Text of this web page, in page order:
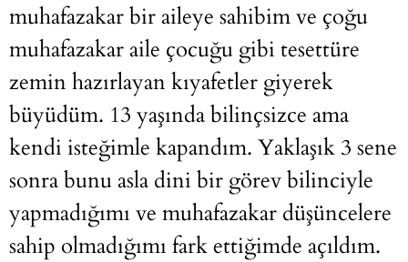
muhafazakar bir aileye sahibim ve çoğu
muhafazakar aile çocuğu gibi tesettüre
zemin hazırlayan kıyafetler giyerek
büyüdüm. 13 yaşında bilinçsizce ama
kendi isteğimle kapandım. Yaklaşık 3 sene
sonra bunu asla dini bir görev bilinciyle
yapmadığımı ve muhafazakar düşüncelere
sahip olmadığımı fark ettiğimde açıldım.